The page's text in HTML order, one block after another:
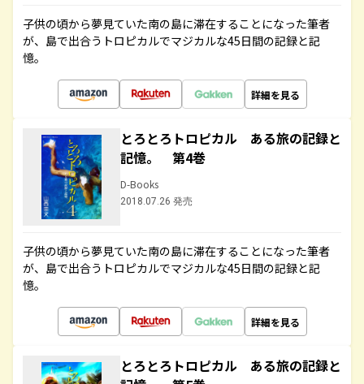
子供の頃から夢見ていた南の島に滞在することになった筆者
が、島で出合うトロピカルでマジカルな45日間の記録と記
憶。
詳細を見る
とろとろトロピカル ある旅の記録と
記憶。 第4巻
D-Books
2018.07.26 発売
子供の頃から夢見ていた南の島に滞在することになった筆者
が、島で出合うトロピカルでマジカルな45日間の記録と記
憶。
詳細を見る
とろとろトロピカル ある旅の記録と